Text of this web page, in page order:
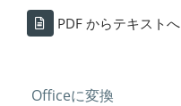
PDF からテキストへ
Officeに変換